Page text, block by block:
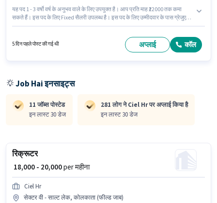
यह पद 1 - 3 वर्षो वर्ष के अनुभव वाले के लिए उपयुक्त है। आप प्रति माह ₹22000 तक कमा
सकते हैं। इस पद के लिए Fixed सैलरी उपलब्ध है। इस पद के लिए उम्मीदवार के पास ग्रेजुएट
एक्वीज़िशन/सोर्सिंग जैसी स्किल्स होनी चाहिए।
5 दिन पहले पोस्ट की गई थी अप्लाई कॉल
Job Hai इनसाइट्स
11 जॉब्स पोस्टेड
इन लास्ट 30 डेज
281 लोग ने Ciel Hr पर अप्लाई किया है
इन लास्ट 30 डेज
रिक्रूटर
₹ 18,000 - 20,000per महीना
Ciel Hr
सेक्टर वी - साल्ट लेक, कोलकाता (फील्ड जाब)